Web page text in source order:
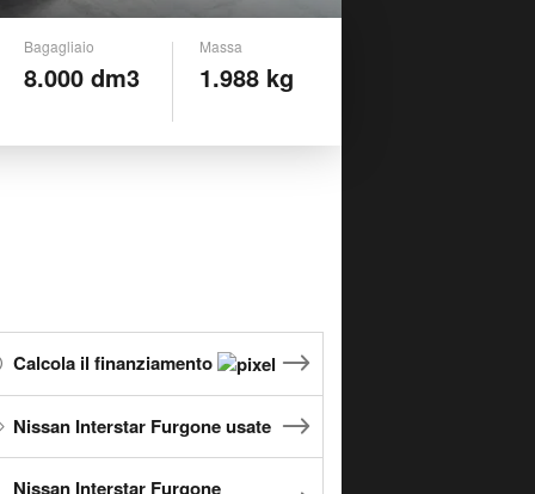
Bagagliaio
8.000 dm3
Massa
1.988 kg
Calcola il finanziamento
Nissan Interstar Furgone usate
Nissan Interstar Furgone